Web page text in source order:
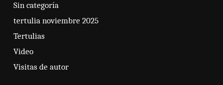
Sin categoría
tertulia noviembre 2025
Tertulias
Video
Visitas de autor